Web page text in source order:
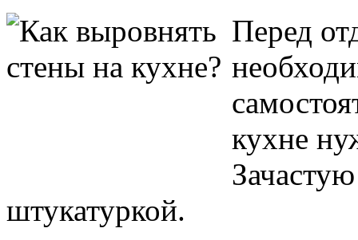
Перед
кухне
штукатуркой.